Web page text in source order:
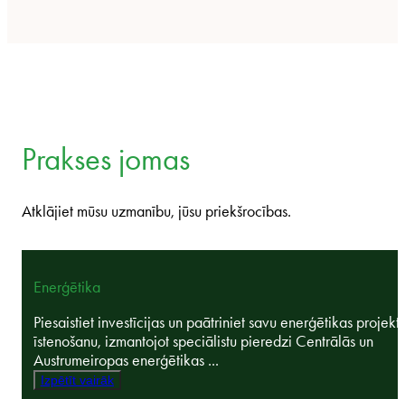
Prakses jomas
Atklājiet mūsu uzmanību, jūsu priekšrocības.
Enerģētika
Piesaistiet investīcijas un paātriniet savu enerģētikas
īstenošanu, izmantojot speciālistu pieredzi Centrālās un
Austrumeiropas enerģētikas ...
Izpētīt vairāk